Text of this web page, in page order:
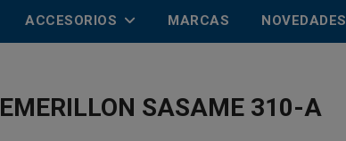
ACCESORIOS MARCAS NOVEDADES
EMERILLON SASAME 310-A